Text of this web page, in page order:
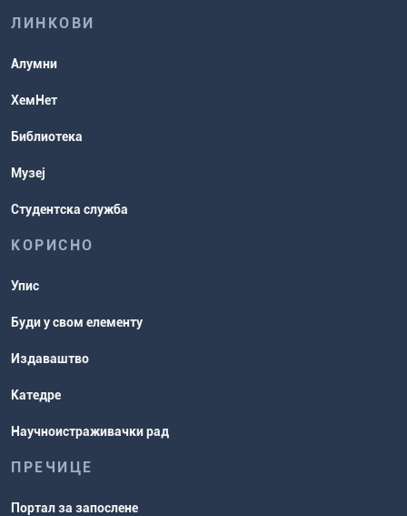
Повереник за равноправност
Студентске организације
рокови
ЛИНКОВИ
Алумни
ХемНет
Библиотека
Музеј
Студентска служба
КОРИСНО
Упис
Буди у свом елементу
Издаваштво
Катедре
Научноистраживачки рад
ПРЕЧИЦЕ
Портал за запослене